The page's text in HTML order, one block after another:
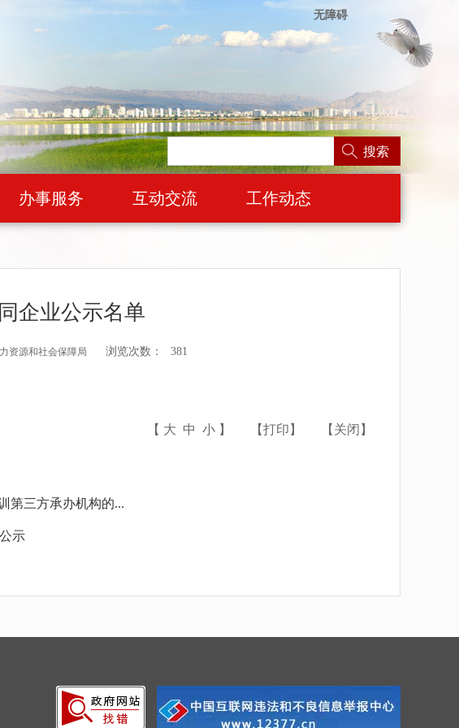
无障碍
搜索
办事服务 互动交流 工作动态
企业公示名单
资源和社会保障局 浏览次数： 381
【 大 中 小 】 【打印 】 【 关闭 】
第三方承办机构的...
示